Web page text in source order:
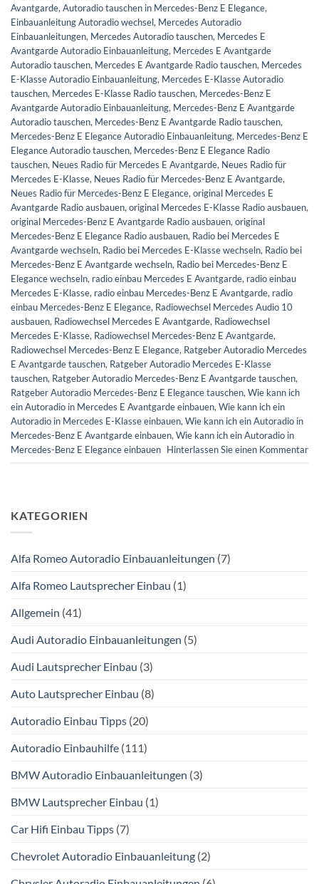
Avantgarde, Autoradio tauschen in Mercedes-Benz E Elegance,
Einbauanleitung Autoradio wechsel, Mercedes Autoradio
Einbauanleitungen, Mercedes Autoradio tauschen, Mercedes E
Avantgarde Autoradio Einbauanleitung, Mercedes E Avantgarde
Autoradio tauschen, Mercedes E Avantgarde Radio tauschen, Mercedes
E-Klasse Autoradio Einbauanleitung, Mercedes E-Klasse Autoradio
tauschen, Mercedes E-Klasse Radio tauschen, Mercedes-Benz E
Avantgarde Autoradio Einbauanleitung, Mercedes-Benz E Avantgarde
Autoradio tauschen, Mercedes-Benz E Avantgarde Radio tauschen,
Mercedes-Benz E Elegance Autoradio Einbauanleitung, Mercedes-Benz E
Elegance Autoradio tauschen, Mercedes-Benz E Elegance Radio
tauschen, Neues Radio für Mercedes E Avantgarde, Neues Radio für
Mercedes E-Klasse, Neues Radio für Mercedes-Benz E Avantgarde,
Neues Radio für Mercedes-Benz E Elegance, original Mercedes E
Avantgarde Radio ausbauen, original Mercedes E-Klasse Radio ausbauen,
original Mercedes-Benz E Avantgarde Radio ausbauen, original
Mercedes-Benz E Elegance Radio ausbauen, Radio bei Mercedes E
Avantgarde wechseln, Radio bei Mercedes E-Klasse wechseln, Radio bei
Mercedes-Benz E Avantgarde wechseln, Radio bei Mercedes-Benz E
Elegance wechseln, radio einbau Mercedes E Avantgarde, radio einbau
Mercedes E-Klasse, radio einbau Mercedes-Benz E Avantgarde, radio
einbau Mercedes-Benz E Elegance, Radiowechsel Mercedes Audio 10
ausbauen, Radiowechsel Mercedes E Avantgarde, Radiowechsel
Mercedes E-Klasse, Radiowechsel Mercedes-Benz E Avantgarde,
Radiowechsel Mercedes-Benz E Elegance, Ratgeber Autoradio Mercedes
E Avantgarde tauschen, Ratgeber Autoradio Mercedes E-Klasse
tauschen, Ratgeber Autoradio Mercedes-Benz E Avantgarde tauschen,
Ratgeber Autoradio Mercedes-Benz E Elegance tauschen, Wie kann ich
ein Autoradio in Mercedes E Avantgarde einbauen, Wie kann ich ein
Autoradio in Mercedes E-Klasse einbauen, Wie kann ich ein Autoradio in
Mercedes-Benz E Avantgarde einbauen, Wie kann ich ein Autoradio in
Mercedes-Benz E Elegance einbauen Hinterlassen Sie einen Kommentar
KATEGORIEN
Alfa Romeo Autoradio Einbauanleitungen (7)
Alfa Romeo Lautsprecher Einbau (1)
Allgemein (41)
Audi Autoradio Einbauanleitungen (5)
Audi Lautsprecher Einbau (3)
Auto Lautsprecher Einbau (8)
Autoradio Einbau Tipps (20)
Autoradio Einbauhilfe (111)
BMW Autoradio Einbauanleitungen (3)
BMW Lautsprecher Einbau (1)
Car Hifi Einbau Tipps (7)
Chevrolet Autoradio Einbauanleitung (2)